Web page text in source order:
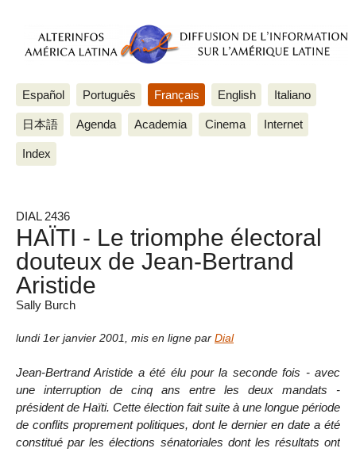
Español Português Français English Italiano
日本語 Agenda Academia Cinema Internet
Index
DIAL 2436
HAÏTI - Le triomphe électoral
douteux de Jean-Bertrand
Aristide
Sally Burch
lundi 1er janvier 2001 mis en ligne par Dial
Jean-Bertrand Aristide a été élu pour la seconde fois - avec
une interruption de cinq ans entre les deux mandats -
président de Haïti. Cette élection fait suite à une longue période
de conflits proprement politiques, dont le dernier en date a été
constitué par les élections sénatoriales dont les résultats ont